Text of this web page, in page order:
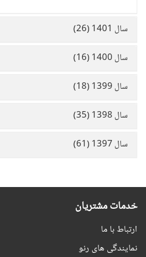
سال 1401 (26)
سال 1400 (16)
سال 1399 (18)
سال 1398 (35)
سال 1397 (61)
خدمات مشتریان
ارتباط با ما
نمایندگی های رنو